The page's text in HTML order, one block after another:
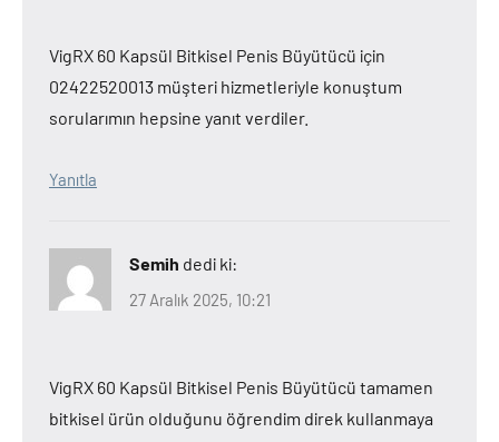
VigRX 60 Kapsül Bitkisel Penis Büyütücü için
02422520013 müşteri hizmetleriyle konuştum
sorularımın hepsine yanıt verdiler.
Yanıtla
Semih dedi ki:
27 Aralık 2025, 10:21
VigRX 60 Kapsül Bitkisel Penis Büyütücü tamamen
bitkisel ürün olduğunu öğrendim direk kullanmaya